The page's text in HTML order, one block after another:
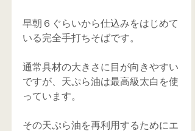
早朝６ぐらいから仕込みをはじめて
いる完全手打ちそばです。
通常具材の大きさに目が向きやすい
ですが、天ぷら油は最高級太白を使
っています。
その天ぷら油を再利用するためにエ